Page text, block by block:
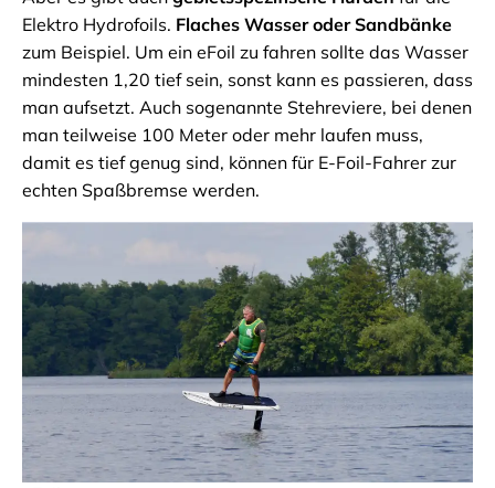
Elektro Hydrofoils. Flaches Wasser oder Sandbänke
zum Beispiel. Um ein eFoil zu fahren sollte das Wasser
mindesten 1,20 tief sein, sonst kann es passieren, dass
man aufsetzt. Auch sogenannte Stehreviere, bei denen
man teilweise 100 Meter oder mehr laufen muss,
damit es tief genug sind, können für E-Foil-Fahrer zur
echten Spaßbremse werden.